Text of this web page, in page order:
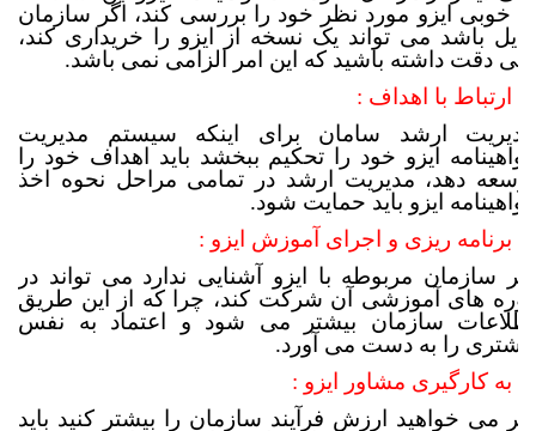
به خوبی ایزو مورد نظر خود را بررسی کند، اگر سازمان
مایل باشد می تواند یک نسخه از ایزو را خریداری کند،
ولی دقت داشته باشید که این امر الزامی نمی باشد.
مدیریت ارشد سامان برای اینکه سیستم مدیریت
گواهینامه ایزو خود را تحکیم ببخشد باید اهداف خود را
توسعه دهد، مدیریت ارشد در تمامی مراحل نحوه اخذ
گواهینامه ایزو باید حمایت شود.
اگر سازمان مربوطه با ایزو آشنایی ندارد می تواند در
دوره های آموزشی آن شرکت کند، چرا که از این طریق
اطلاعات سازمان بیشتر می شود و اعتماد به نفس
بیشتری را به دست می آورد.
اگر می خواهید ارزش فرآیند سازمان را بیشتر کنید باید